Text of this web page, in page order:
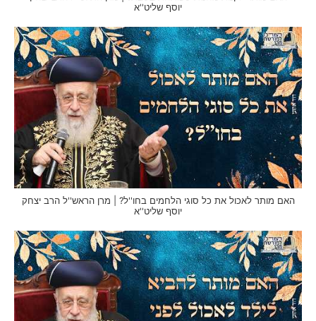
יוסף שליט''א
האם מותר לאכול את כל סוגי הלחמים בחו''ל? | מרן הראש''ל הרב יצחק
יוסף שליט''א